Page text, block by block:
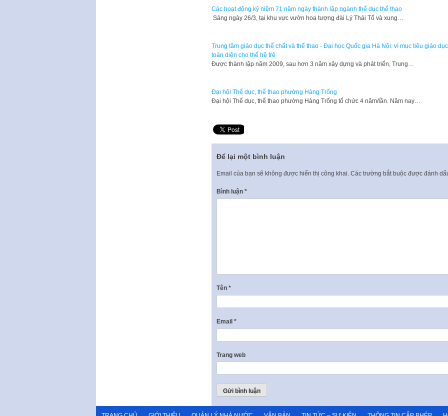
Các hoạt động kỷ niệm 71 năm ngày thành lập ngành thể dục thể thao
Sáng ngày 26/3, tại khu vực vườn hoa tượng đài Lý Thái Tổ và xung…
Trung tâm giáo dục thể chất và thể thao - Đại học Quốc gia Hà Nội: vì mục tiêu giáo dục
toàn diện cho thế hệ trẻ
​Được thành lập năm 2009, sau hơn 3 năm xây dựng và phát triển, Trung…
Đại hội Thể dục, thể thao phường Hàng Trống
Đại hội Thể dục, thể thao phường Hàng Trống tổ chức 4 năm/lần. Năm nay…
Để lại một bình luận
Email của bạn sẽ không được hiển thị công khai. Các trường bắt buộc được đánh
Bình luận *
Tên *
Email *
Trang web